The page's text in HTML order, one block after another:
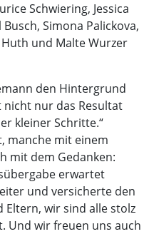
Schwiering, Jessica
Simona Palickova,
Huth und Malte Wurzer
den Hintergrund
nicht nur das Resultat
kleiner Schritte.“
manche mit einem
mit dem Gedanken:
erwartet
und versicherte den
Eltern, wir sind alle stolz
Und wir freuen uns auch